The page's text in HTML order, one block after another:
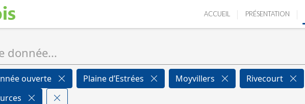
ACCUEIL PRÉSENTATION
ouverte Plaine d’Estrées Moyvillers Rivecourt